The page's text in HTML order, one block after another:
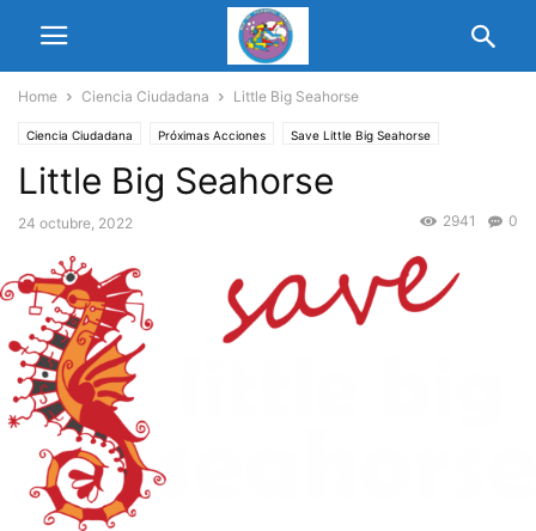
Home Ciencia Ciudadana Little Big Seahorse
Ciencia Ciudadana Próximas Acciones Save Little Big Seahorse
Little Big Seahorse
24 octubre, 2022 0
2941